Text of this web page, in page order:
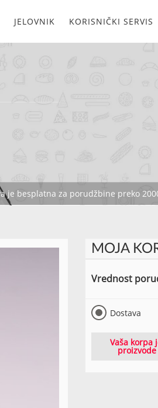
JELOVNIK KORISNIČKI SERVIS
je besplatna za porudžbine preko
MOJA
Vrednost
Dostava
Vaša korpa